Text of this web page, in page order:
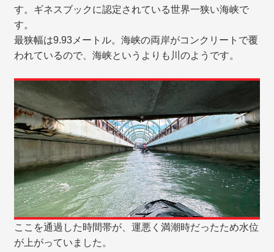
す。ギネスブックに認定されている世界一狭い海峡で
す。
最狭幅は9.93メートル。海峡の両岸がコンクリートで覆
われているので、海峡というよりも川のようです。
ここを通過した時間帯が、運悪く満潮時だったため水位
が上がっていました。